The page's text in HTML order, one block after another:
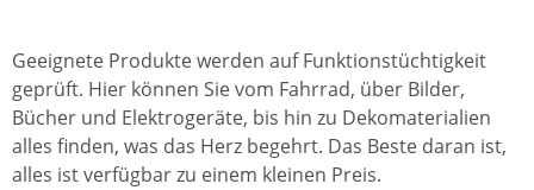
Geeignete Produkte werden auf Funktionstüchtigkeit
geprüft. Hier können Sie vom Fahrrad, über Bilder,
Bücher und Elektrogeräte, bis hin zu Dekomaterialien
alles finden, was das Herz begehrt. Das Beste daran ist,
alles ist verfügbar zu einem kleinen Preis.